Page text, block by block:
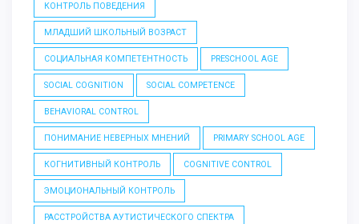
КОНТРОЛЬ ПОВЕДЕНИЯ
МЛАДШИЙ ШКОЛЬНЫЙ ВОЗРАСТ
СОЦИАЛЬНАЯ КОМПЕТЕНТНОСТЬ PRESCHOOL AGE
SOCIAL COGNITION SOCIAL COMPETENCE
BEHAVIORAL CONTROL
ПОНИМАНИЕ НЕВЕРНЫХ МНЕНИЙ PRIMARY SCHOOL AGE
КОГНИТИВНЫЙ КОНТРОЛЬ COGNITIVE CONTROL
ЭМОЦИОНАЛЬНЫЙ КОНТРОЛЬ
РАССТРОЙСТВА АУТИСТИЧЕСКОГО СПЕКТРА